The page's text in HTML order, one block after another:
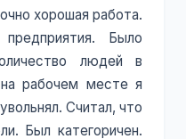
хорошая работа.
Было
людей в
рабочем месте я
Считал, что
Был категоричен.